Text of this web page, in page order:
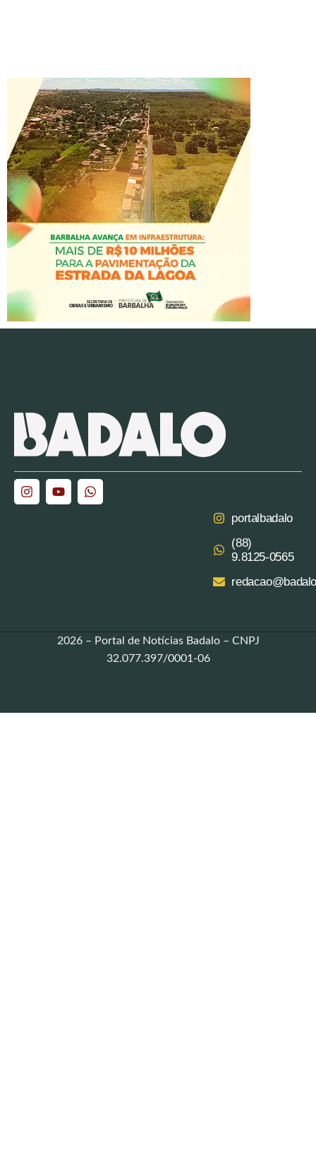
portalbadalo
(88)
9.8125‑0565‬
2026 – Portal de Notícias Badalo – CNPJ
32.077.397/0001-06